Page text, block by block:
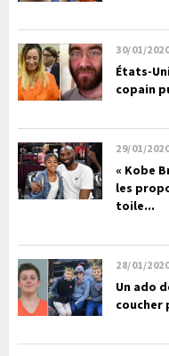
30/01/2020
États-
copain
29/01/2020
« Kobe
les
toile...
28/01/2020
Un ado
coucher